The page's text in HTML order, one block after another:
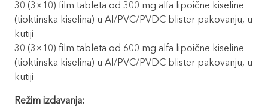
30 (3×10) film tableta od 300 mg alfa lipoične kiseline
(tioktinska kiselina) u Al/PVC/PVDC blister pakovanju, u
kutiji
30 (3×10) film tableta od 600 mg alfa lipoične kiseline
(tioktinska kiselina) u Al/PVC/PVDC blister pakovanju, u
kutiji
Režim izdavanja: